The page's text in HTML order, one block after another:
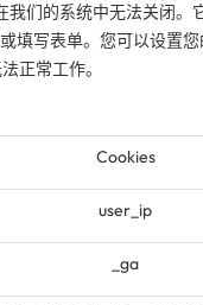
们的系统中无法关闭。
填写表单。您可以设置
正常工作。
Cookies
user_ip
_ga